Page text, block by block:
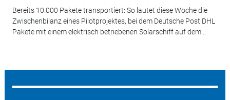
Bereits 10.000 Pakete transportiert: So lautet diese Woche die
Zwischenbilanz eines Pilotprojektes, bei dem Deutsche Post DHL
Pakete mit einem elektrisch betriebenen Solarschiff auf dem...